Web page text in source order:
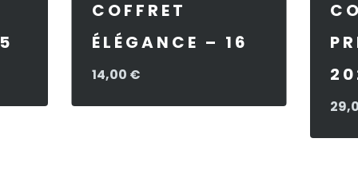
COFFRET
ÉLÉGANCE – 16
14,00 €